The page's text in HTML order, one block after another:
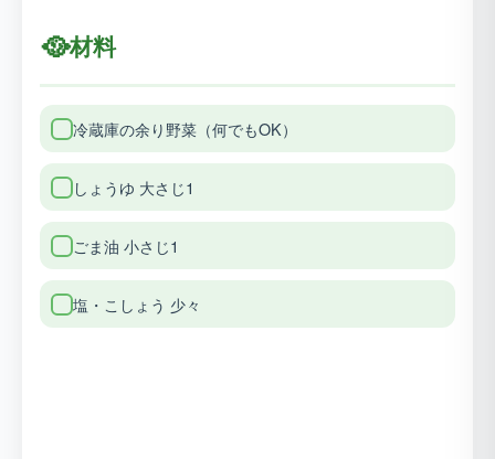
🥘材料
冷蔵庫の余り野菜（何でもOK）
しょうゆ 大さじ1
ごま油 小さじ1
塩・こしょう 少々